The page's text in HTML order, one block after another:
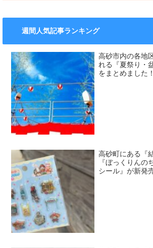
週間人気記事ランキング
高砂市内の各地
れる『夏祭り・
をまとめました！
高砂町にある『
『ぼっくりんの
シール』が新発